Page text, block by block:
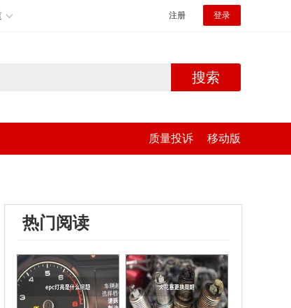
注册 登录
搜索
质量投诉 移动版
热门阅读